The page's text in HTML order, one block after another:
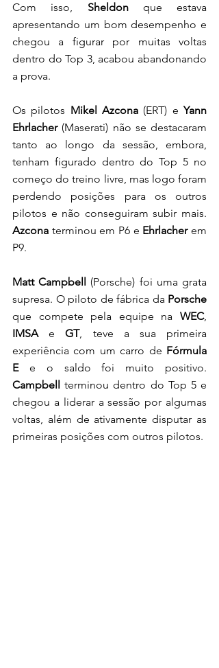
Com isso, Sheldon que estava
apresentando um bom desempenho e
chegou a figurar por muitas voltas
dentro do Top 3, acabou abandonando
a prova.
Os pilotos Mikel Azcona (ERT) e Yann
Ehrlacher (Maserati) não se destacaram
tanto ao longo da sessão, embora,
tenham figurado dentro do Top 5 no
começo do treino livre, mas logo foram
perdendo posições para os outros
pilotos e não conseguiram subir mais.
Azcona terminou em P6 e Ehrlacher em
P9.
Matt Campbell
(Porsche) foi uma grata
supresa. O piloto de fábrica da Porsche
que compete pela equipe na WEC
IMSA e GT, teve a sua primeira
experiência com um carro de Fórmula
E
Campbell
terminou dentro do Top 5 e
chegou a liderar a sessão por algumas
voltas, além de ativamente disputar as
primeiras posições com outros pilotos.